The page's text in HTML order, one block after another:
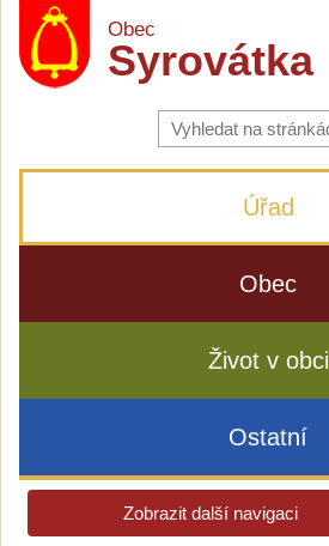
Obec
Syrovátka
Vyhledávání
na
stránkách
Úřad
Obec
Život v obci
Ostatní
Zobrazit další navigaci